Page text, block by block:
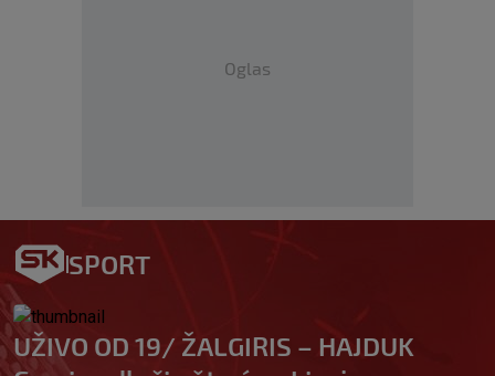
Oglas
SPORT
UŽIVO OD 19/ ŽALGIRIS – HAJDUK